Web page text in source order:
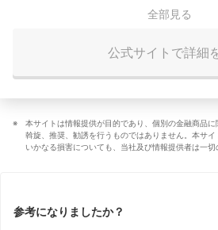
全部見る
公式サイトで詳細
本サイトは情報提供が目的であり、個別の金融商品に
斡旋、推奨、勧誘を行うものではありません。本サ
いかなる損害についても、当社及び情報提供者は一切
参考になりましたか？